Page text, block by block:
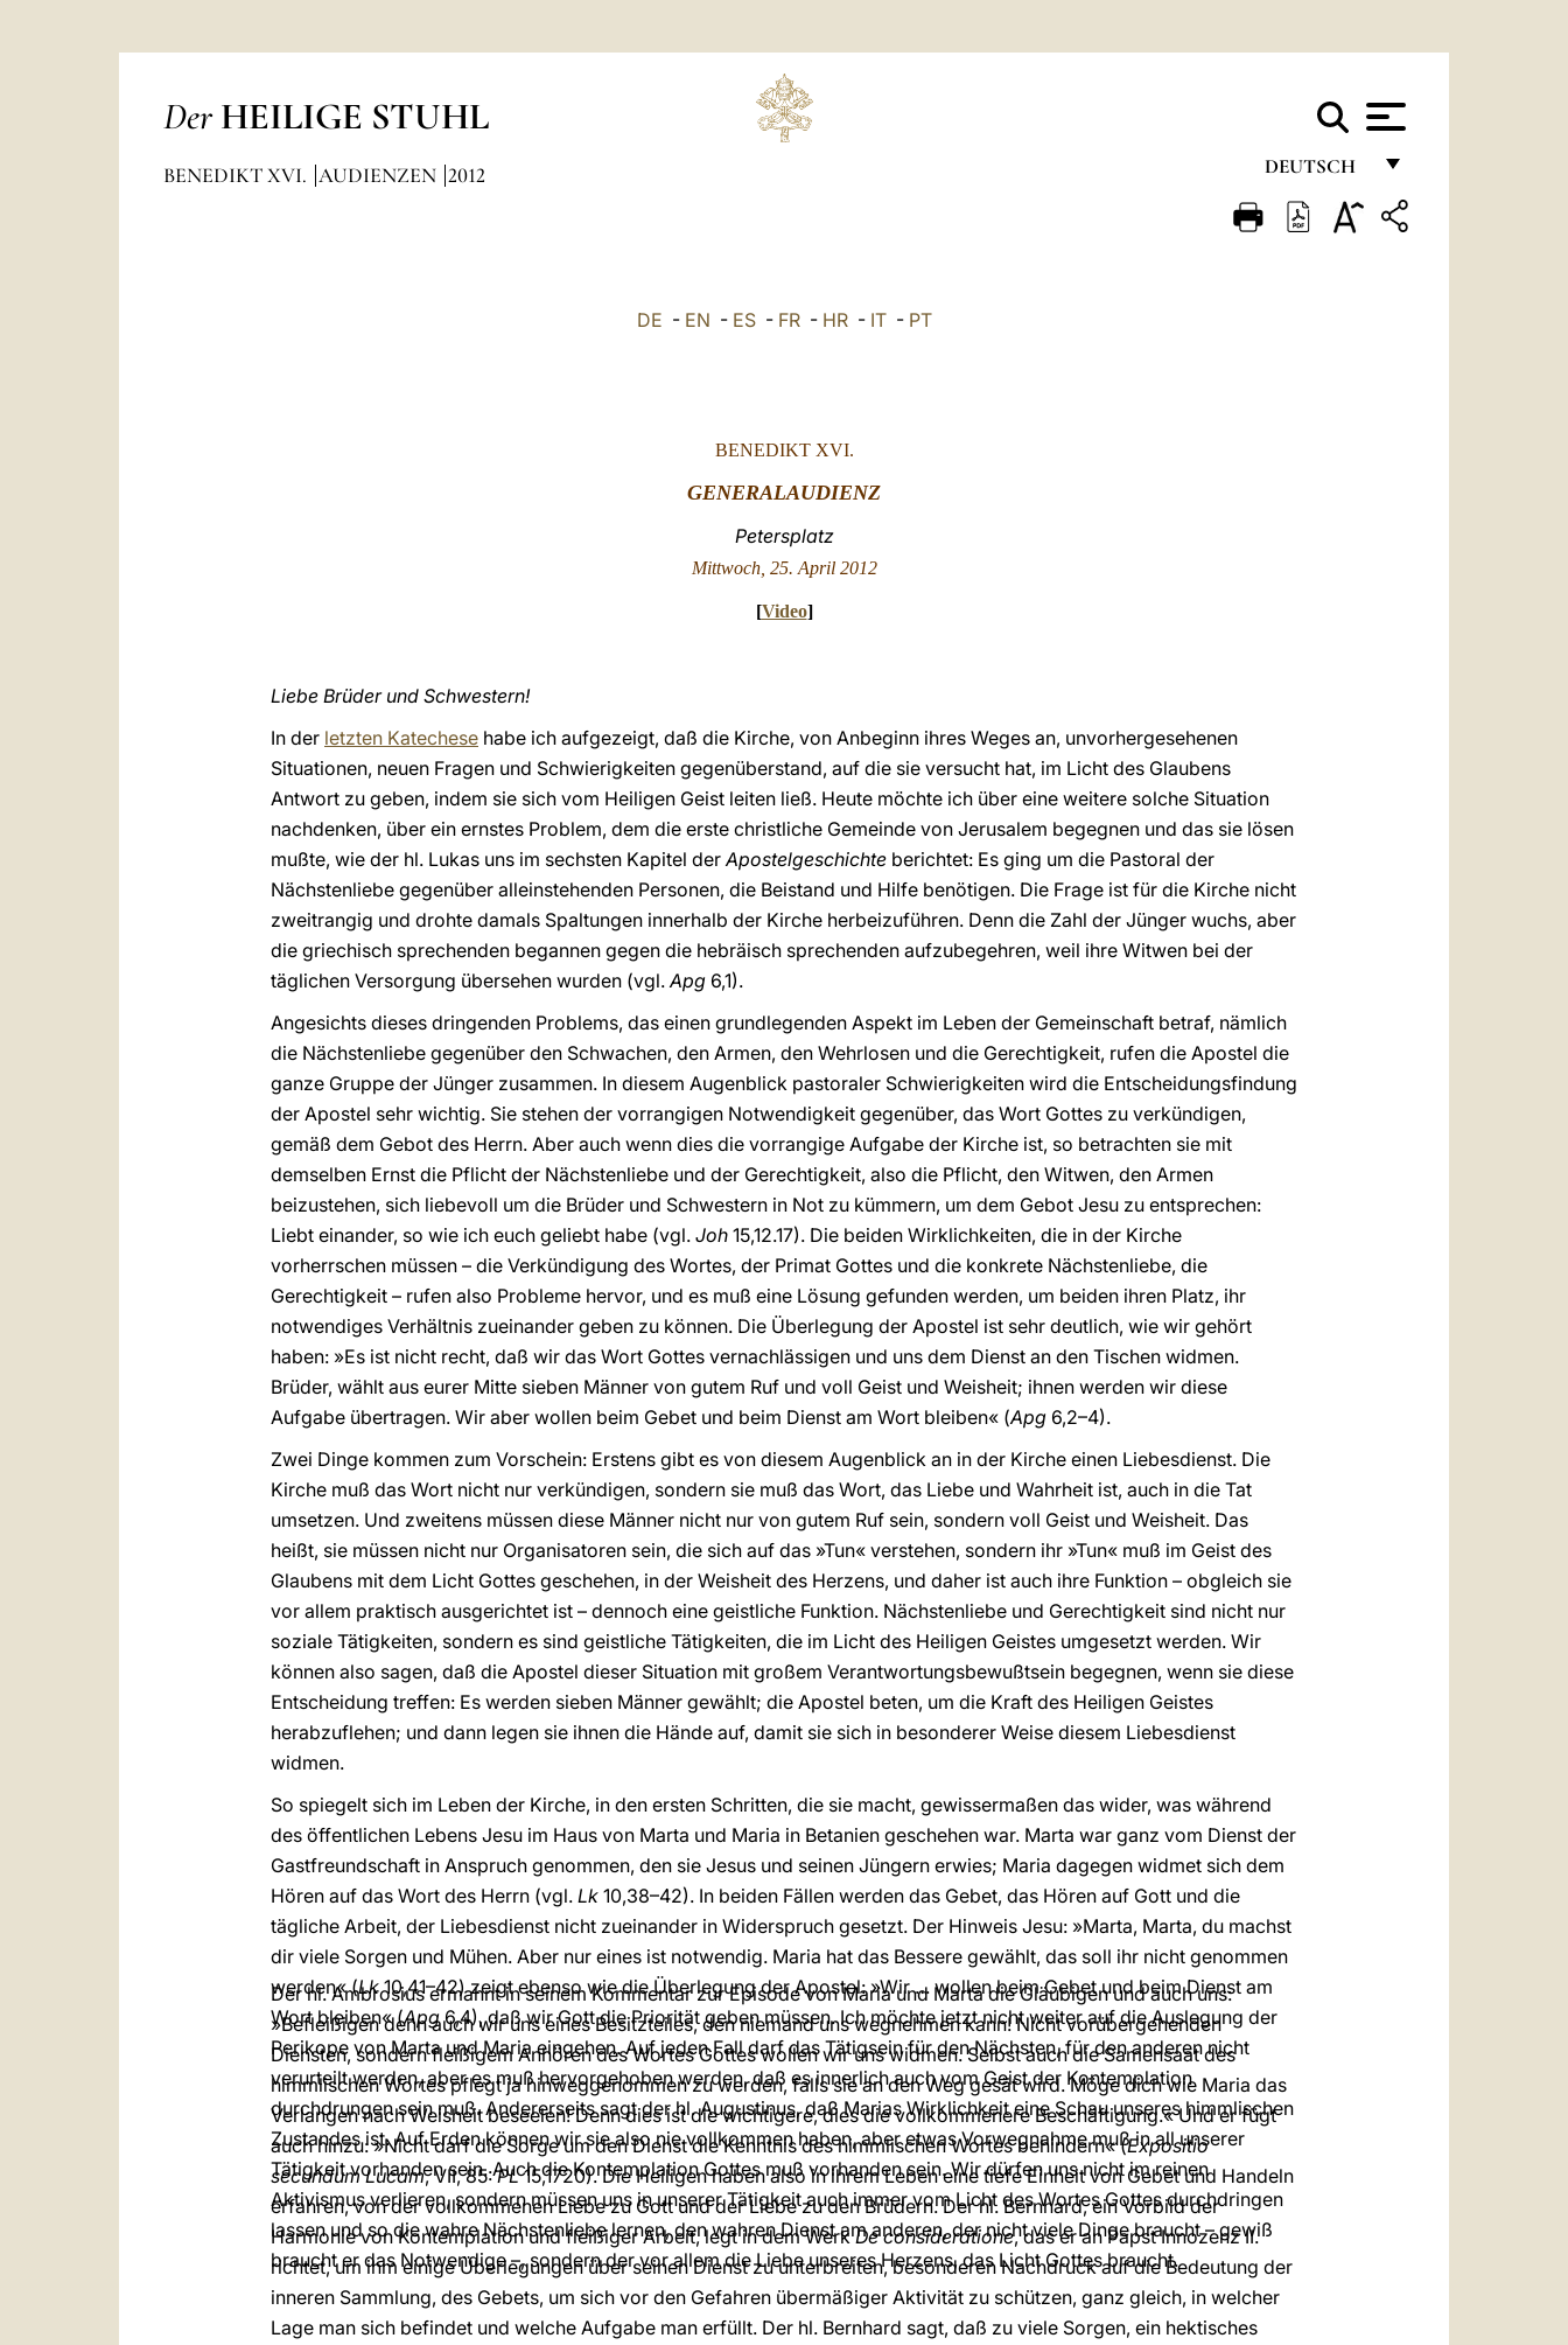
Der HEILIGE STUHL
DEUTSCH
FRANÇAIS
BENEDIKT XVI. AUDIENZEN 2012
DE - EN - ES- FR- HR- IT- PT
BENEDIKT XVI.
GENERALAUDIENZ
Petersplatz
Mittwoch, 25. April 2012
[Video]
Liebe Brüder und Schwestern!
In der letzten Katechese habe ich aufgezeigt, daß die Kirche, von Anbeginn ihres Weges an, unvorhergesehenen
Situationen, neuen Fragen und Schwierigkeiten gegenüberstand, auf die sie versucht hat, im Licht des Glaubens
Antwort zu geben, indem sie sich vom Heiligen Geist leiten ließ. Heute möchte ich über eine weitere solche Situation
nachdenken, über ein ernstes Problem, dem die erste christliche Gemeinde von Jerusalem begegnen und das sie lösen
mußte, wie der hl. Lukas uns im sechsten Kapitel derApostelgeschichte berichtet: Es ging um die Pastoral der
Nächstenliebe gegenüber alleinstehenden Personen, die Beistand und Hilfe benötigen. Die Frage ist für die Kirche nicht
zweitrangig und drohte damals Spaltungen innerhalb der Kirche herbeizuführen. Denn die Zahl der Jünger wuchs, aber
die griechisch sprechenden begannen gegen die hebräisch sprechenden aufzubegehren, weil ihre Witwen bei der
täglichen Versorgung übersehen wurden (vgl.Apg 6,1).
Angesichts dieses dringenden Problems, das einen grundlegenden Aspekt im Leben der Gemeinschaft betraf, nämlich
die Nächstenliebe gegenüber den Schwachen, den Armen, den Wehrlosen und die Gerechtigkeit, rufen die Apostel die
ganze Gruppe der Jünger zusammen. In diesem Augenblick pastoraler Schwierigkeiten wird die Entscheidungsfindung
der Apostel sehr wichtig. Sie stehen der vorrangigen Notwendigkeit gegenüber, das Wort Gottes zu verkündigen,
gemäß dem Gebot des Herrn. Aber auch wenn dies die vorrangige Aufgabe der Kirche ist, so betrachten sie mit
demselben Ernst die Pflicht der Nächstenliebe und der Gerechtigkeit, also die Pflicht, den Witwen, den Armen
beizustehen, sich liebevoll um die Brüder und Schwestern in Not zu kümmern, um dem Gebot Jesu zu entsprechen:
Liebt einander, so wie ich euch geliebt habe (vgl. Joh 15,12.17). Die beiden Wirklichkeiten, die in der Kirche
vorherrschen müssen – die Verkündigung des Wortes, der Primat Gottes und die konkrete Nächstenliebe, die
Gerechtigkeit – rufen also Probleme hervor, und es muß eine Lösung gefunden werden, um beiden ihren Platz, ihr
notwendiges Verhältnis zueinander geben zu können. Die Überlegung der Apostel ist sehr deutlich, wie wir gehört
haben: »Es ist nicht recht, daß wir das Wort Gottes vernachlässigen und uns dem Dienst an den Tischen widmen.
Brüder, wählt aus eurer Mitte sieben Männer von gutem Ruf und voll Geist und Weisheit; ihnen werden wir diese
Aufgabe übertragen. Wir aber wollen beim Gebet und beim Dienst am Wort bleiben« (Apg 6,2–4).
Zwei Dinge kommen zum Vorschein: Erstens gibt es von diesem Augenblick an in der Kirche einen Liebesdienst. Die
Kirche muß das Wort nicht nur verkündigen, sondern sie muß das Wort, das Liebe und Wahrheit ist, auch in die Tat
umsetzen. Und zweitens müssen diese Männer nicht nur von gutem Ruf sein, sondern voll Geist und Weisheit. Das
heißt, sie müssen nicht nur Organisatoren sein, die sich auf das »Tun« verstehen, sondern ihr »Tun« muß im Geist des
Glaubens mit dem Licht Gottes geschehen, in der Weisheit des Herzens, und daher ist auch ihre Funktion – obgleich sie
vor allem praktisch ausgerichtet ist – dennoch eine geistliche Funktion. Nächstenliebe und Gerechtigkeit sind nicht nur
soziale Tätigkeiten, sondern es sind geistliche Tätigkeiten, die im Licht des Heiligen Geistes umgesetzt werden. Wir
können also sagen, daß die Apostel dieser Situation mit großem Verantwortungsbewußtsein begegnen, wenn sie diese
Entscheidung treffen: Es werden sieben Männer gewählt; die Apostel beten, um die Kraft des Heiligen Geistes
herabzuflehen; und dann legen sie ihnen die Hände auf, damit sie sich in besonderer Weise diesem Liebesdienst
widmen.
So spiegelt sich im Leben der Kirche, in den ersten Schritten, die sie macht, gewissermaßen das wider, was während
des öffentlichen Lebens Jesu im Haus von Marta und Maria in Betanien geschehen war. Marta war ganz vom Dienst der
Gastfreundschaft in Anspruch genommen, den sie Jesus und seinen Jüngern erwies; Maria dagegen widmet sich dem
Hören auf das Wort des Herrn (vgl. Lk 10,38–42). In beiden Fällen werden das Gebet, das Hören auf Gott und die
tägliche Arbeit, der Liebesdienst nicht zueinander in Widerspruch gesetzt. Der Hinweis Jesu: »Marta, Marta, du machst
dir viele Sorgen und Mühen. Aber nur eines ist notwendig. Maria hat das Bessere gewählt, das soll ihr nicht genommen
werden« (Lk10,41–42) zeigt ebenso wie die Überlegung der Apostel: »Wir … wollen beim Gebet und beim Dienst am
Wort bleiben« (Apg6,4), daß wir Gott die Priorität geben müssen. Ich möchte jetzt nicht weiter auf die Auslegung der
Perikope von Marta und Maria eingehen. Auf jeden Fall darf das Tätigsein für den Nächsten, für den anderen nicht
verurteilt werden, aber es muß hervorgehoben werden, daß es innerlich auch vom Geist der Kontemplation
durchdrungen sein muß. Andererseits sagt der hl. Augustinus, daß Marias Wirklichkeit eine Schau unseres himmlischen
Zustandes ist. Auf Erden können wir sie also nie vollkommen haben, aber etwas Vorwegnahme muß in all unserer
Tätigkeit vorhanden sein. Auch die Kontemplation Gottes muß vorhanden sein. Wir dürfen uns nicht im reinen
Aktivismus verlieren, sondern müssen uns in unserer Tätigkeit auch immer vom Licht des Wortes Gottes durchdringen
lassen und so die wahre Nächstenliebe lernen, den wahren Dienst am anderen, der nicht viele Dinge braucht – gewiß
braucht er das Notwendige –, sondern der vor allem die Liebe unseres Herzens, das Licht Gottes braucht.
Der hl. Ambrosius ermahnt in seinem Kommentar zur Episode von Maria und Marta die Gläubigen und auch uns:
»Befleißigen denn auch wir uns eines Besitzteiles, den niemand uns wegnehmen kann! Nicht vorübergehenden
Diensten, sondern fleißigem Anhören des Wortes Gottes wollen wir uns widmen. Selbst auch die Samensaat des
himmlischen Wortes pflegt ja hinweggenommen zu werden, falls sie an den Weg gesät wird. Möge dich wie Maria das
Verlangen nach Weisheit beseelen! Denn dies ist die wichtigere, dies die vollkommenere Beschäftigung.« Und er fügt
auch hinzu: »Nicht darf die Sorge um den Dienst die Kenntnis des himmlischen Wortes behindern« (Expositio
secundum Lucam, VII, 85:PL15,1720). Die Heiligen haben also in ihrem Leben eine tiefe Einheit von Gebet und Handeln
erfahren, von der vollkommenen Liebe zu Gott und der Liebe zu den Brüdern. Der hl. Bernhard, ein Vorbild der
Harmonie von Kontemplation und fleißiger Arbeit, legt in dem WerkDe consideratione, das er an Papst Innozenz II.
richtet, um ihm einige Überlegungen über seinen Dienst zu unterbreiten, besonderen Nachdruck auf die Bedeutung der
inneren Sammlung, des Gebets, um sich vor den Gefahren übermäßiger Aktivität zu schützen, ganz gleich, in welcher
Lage man sich befindet und welche Aufgabe man erfüllt. Der hl. Bernhard sagt, daß zu viele Sorgen, ein hektisches